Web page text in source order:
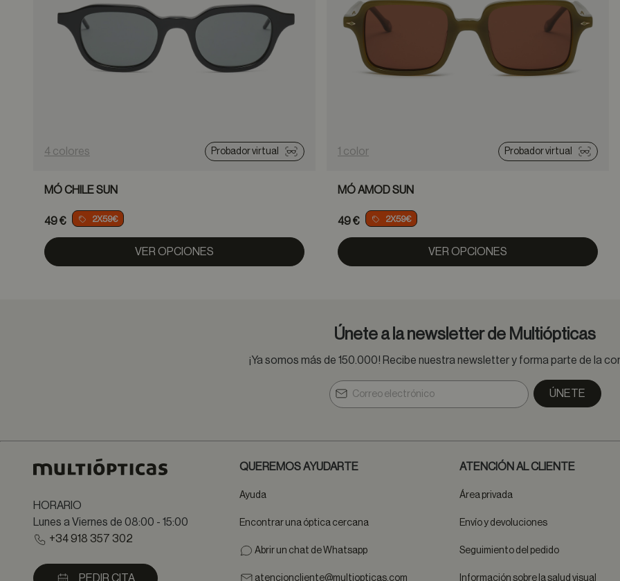
4 colores Probador virtual
MÓ CHILE SUN
49 € 2X59€
VER OPCIONES
1 color Probador virtual
MÓ AMOD SUN
49 € 2X59€
VER OPCIONES
Únete a la newsletter de Multiópticas
¡Ya somos más de 150.000! Recibe nuestra newsletter y forma parte de la
ÚNETE
HORARIO
Lunes a Viernes de 08:00 - 15:00
+34 918 357 302
PEDIR CITA
QUEREMOS AYUDARTE
Ayuda
Encontrar una óptica cercana
Abrir un chat de Whatsapp
atencioncliente@multiopticas.com
ATENCIÓN AL CLIENTE
Área privada
Envío y devoluciones
Seguimiento del pedido
Información sobre la salud visual